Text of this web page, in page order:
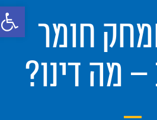
פתח
חומר
מה דינו?